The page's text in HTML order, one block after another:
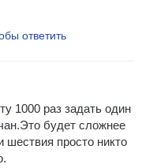
ответить
1000 раз задать один
будет сложнее
шествия просто никто